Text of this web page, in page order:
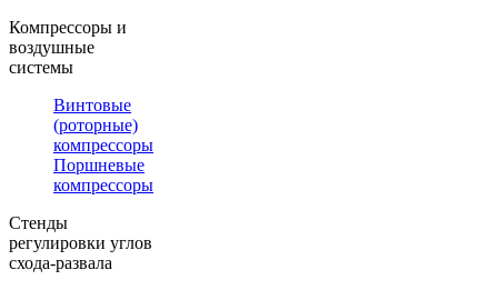
Компрессоры и
воздушные
системы
Винтовые
(роторные)
компрессоры
Поршневые
компрессоры
Стенды
регулировки углов
схода-развала